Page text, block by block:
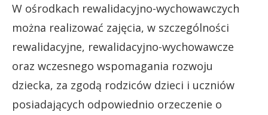
W ośrodkach rewalidacyjno-wychowawczych
można realizować zajęcia, w szczególności
rewalidacyjne, rewalidacyjno-wychowawcze
oraz wczesnego wspomagania rozwoju
dziecka, za zgodą rodziców dzieci i uczniów
posiadających odpowiednio orzeczenie o